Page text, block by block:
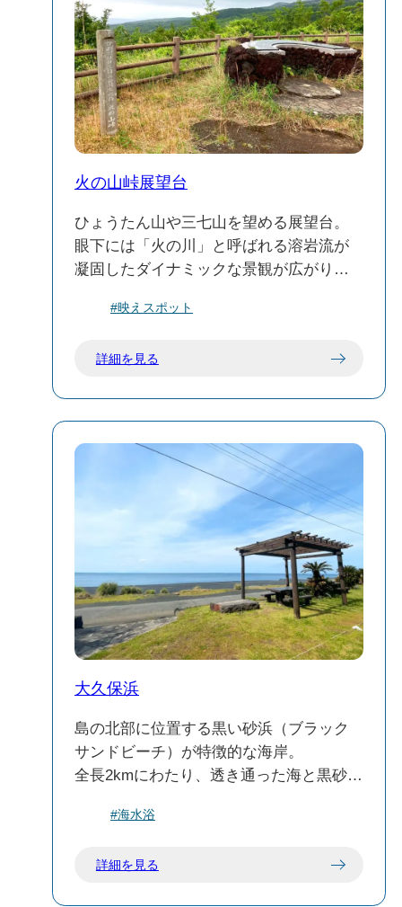
火の山峠展望台
ひょうたん山や三七山を望める展望台。
眼下には「火の川」と呼ばれる溶岩流が
凝固したダイナミックな景観が広がりま
#映えスポット
詳細を見る
大久保浜
島の北部に位置する黒い砂浜（ブラック
サンドビーチ）が特徴的な海岸。
全長2kmにわたり、透き通った海と黒砂の
います。
キャンプ場で、テントサイトに炊事場や
#海水浴
詳細を見る